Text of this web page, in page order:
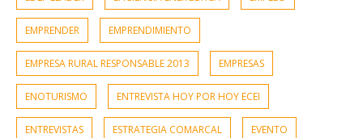
EMPRENDER EMPRENDIMIENTO
EMPRESA RURAL RESPONSABLE 2013 EMPRESAS
ENOTURISMO ENTREVISTA HOY POR HOY ECEI
ENTREVISTAS ESTRATEGIA COMARCAL EVENTO